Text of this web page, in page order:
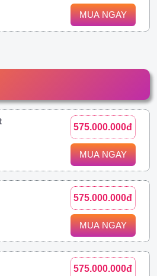
MUA NGAY
575.000.000đ
MUA NGAY
575.000.000đ
MUA NGAY
575.000.000đ